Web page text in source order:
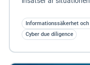
Informationssäkerhet och
Cyber due diligence